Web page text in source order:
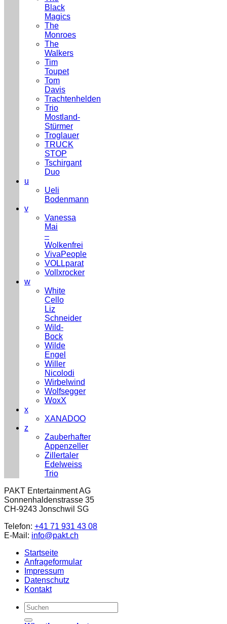
Black
Magics
The
Monroes
The
Walkers
Tim
Toupet
Tom
Davis
Trachtenhelden
Trio
Mostland-
Stürmer
Troglauer
TRUCK
STOP
Tschirgant
Duo
u
Ueli
Bodenmann
v
Vanessa
Mai
–
Wolkenfrei
VivaPeople
VOLLparat
Vollxrocker
w
White
Cello
Liz
Schneider
Wild-
Bock
Wilde
Engel
Willer
Nicolodi
Wirbelwind
Wolfsegger
WoxX
x
XANADOO
z
Zauberhafter
Appenzeller
Zillertaler
Edelweiss
Trio
PAKT Entertainment AG
Sonnenhaldenstrasse 35
CH-9243 Jonschwil SG
Telefon: +41 71 931 43 08
E-Mail: info@pakt.ch
Startseite
Anfrageformular
Impressum
Datenschutz
Kontakt